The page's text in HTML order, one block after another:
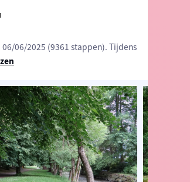
06/2025 (9361 stappen). Tijdens